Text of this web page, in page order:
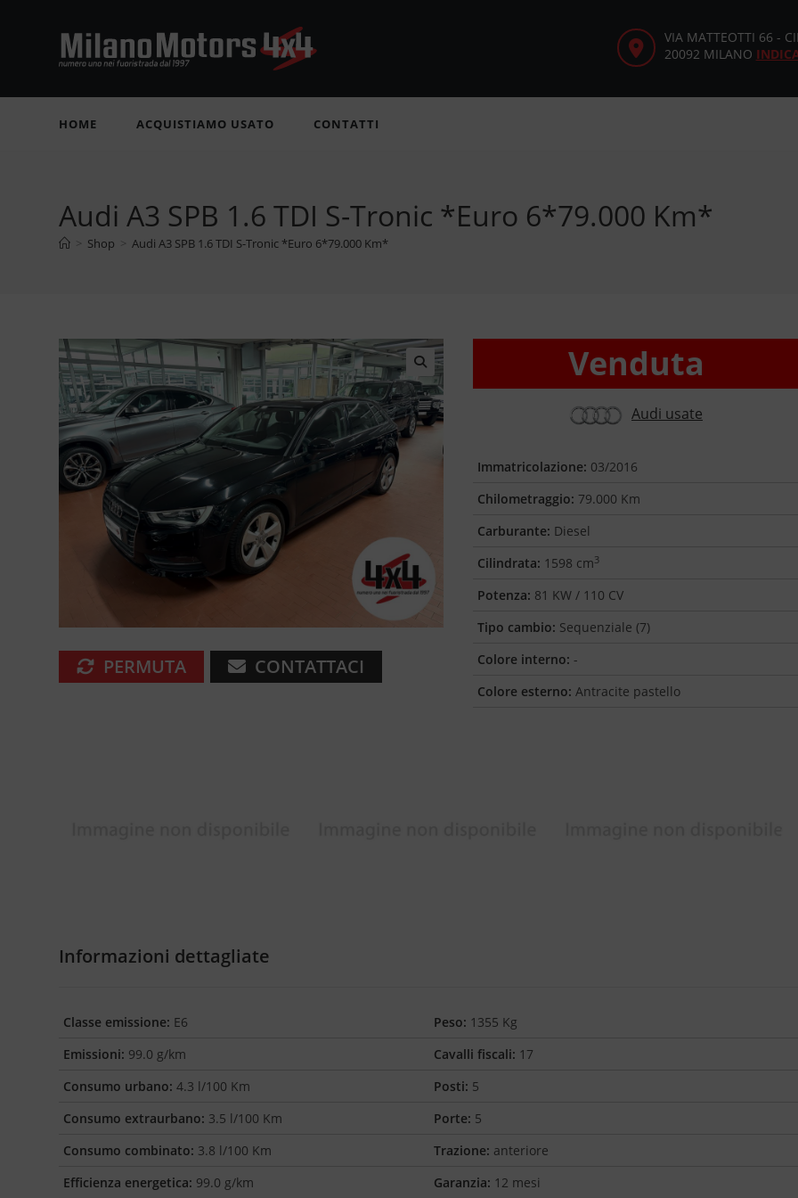
VIA MATTEOTTI 66 -
20092 MILANO
HOME ACQUISTIAMO USATO CONTATTI
Audi A3 SPB 1.6 TDI S-Tronic *Euro 6*79.000 Km*
> Shop > Audi A3 SPB 1.6 TDI S-Tronic *Euro 6*79.000 Km*
🔍
PERMUTA CONTATTACI
Venduta
Audi usate
Immatricolazione: 03/2016
Chilometraggio: 79.000 Km
Carburante: Diesel
Cilindrata: 1598 cm3
Potenza: 81 KW / 110 CV
Tipo cambio: Sequenziale (7)
Colore interno: -
Colore esterno: Antracite pastello
Informazioni dettagliate
Classe emissione: E6
Emissioni: 99.0 g/km
Consumo urbano: 4.3 l/100 Km
Consumo extraurbano: 3.5 l/100 Km
Consumo combinato: 3.8 l/100 Km
Efficienza energetica: 99.0 g/km
Peso: 1355 Kg
Cavalli fiscali: 17
Posti: 5
Porte: 5
Trazione: anteriore
Garanzia: 12 mesi